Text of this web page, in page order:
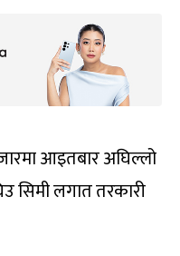
आइतबार अघिल्लो
सिमी लगात तरकारी